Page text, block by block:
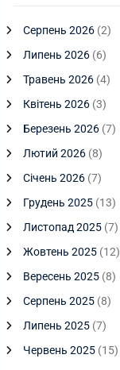
Серпень 2026 (2)
Липень 2026 (6)
Травень 2026 (4)
Квітень 2026 (3)
Березень 2026 (7)
Лютий 2026 (8)
Січень 2026 (7)
Грудень 2025 (13)
Листопад 2025 (7)
Жовтень 2025 (12)
Вересень 2025 (8)
Серпень 2025 (8)
Липень 2025 (7)
Червень 2025 (15)